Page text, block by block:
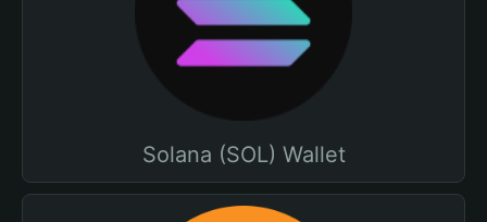
Solana (SOL) Wallet